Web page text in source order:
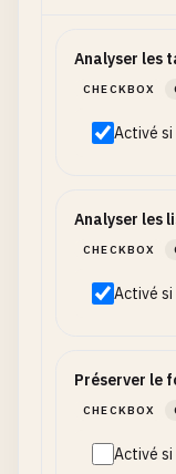
Analyser les
CHECKBOX
Activé si
Analyser les
CHECKBOX
Activé si
Préserver le
CHECKBOX
Activé si